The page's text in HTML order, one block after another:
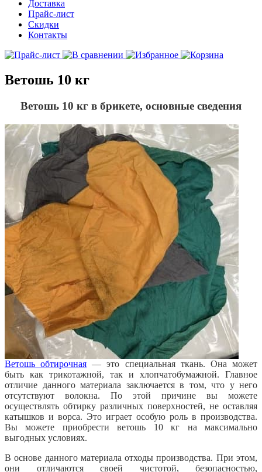
Доставка
Прайс-лист
Скидки
Контакты
Ветошь 10 кг
Ветошь 10 кг в брикете, основные сведения
Ветошь обтирочная — это специальная ткань. Она может
быть как трикотажной, так и хлопчатобумажной. Главное
отличие данного материала заключается в том, что у него
отсутствуют волокна. По этой причине вы можете
осуществлять обтирку различных поверхностей, не оставляя
катышков и ворса. Это играет особую роль в производства.
Вы можете приобрести ветошь 10 кг на максимально
выгодных условиях.
В основе данного материала отходы производства. При этом,
они отличаются своей чистотой, безопасностью,